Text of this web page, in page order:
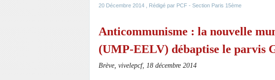
20 Décembre 2014 , Rédigé par PCF - Section Paris 15ème
Anticommunisme : la nouvelle
(UMP-EELV) débaptise le parvis
Brève, vivelepcf, 18 décembre 2014